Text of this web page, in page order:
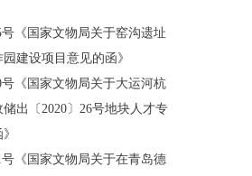
《国家文物局关于窑沟遗址
建设项目意见的函》
《国家文物局关于大运河杭
出〔2020〕26号地块人才专
《国家文物局关于在青岛德